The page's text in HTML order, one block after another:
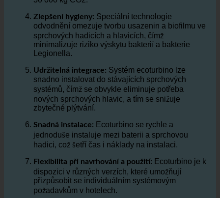
spotřeba vody a energie výrazně snižuje emise
uhlíku. Hotel se 100 pokoji může ročně ušetřit až
30 000 kg CO2.
Zlepšení hygieny:Speciální technologie
odvodnění omezuje tvorbu usazenin a biofilmu ve
sprchových hadicích a hlavicích, čímž
minimalizuje riziko výskytu bakterií a bakterie
Legionella.
Udržitelná integrace:Systém ecoturbino lze
snadno instalovat do stávajících sprchových
systémů, čímž se obvykle eliminuje potřeba
nových sprchových hlavic, a tím se snižuje
zbytečné plýtvání.
Snadná instalace:Ecoturbino se rychle a
jednoduše instaluje mezi baterii a sprchovou
hadici, což šetří čas i náklady na instalaci.
Flexibilita při navrhování a použití:Ecoturbino je k
dispozici v různých verzích, které umožňují